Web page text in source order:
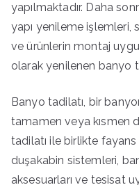
yapılmaktadır. Daha
yapı yenileme işlemleri,
ve ürünlerin montaj
olarak yenilenen banyo
Banyo tadilatı, bir
tamamen veya kısmen
tadilatı ile birlikte fayans
duşakabin sistemleri,
aksesuarları ve tesisat